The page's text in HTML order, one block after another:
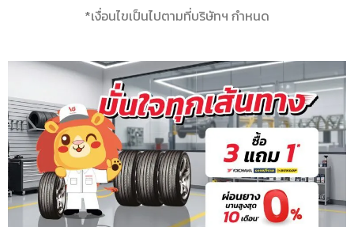
*เงื่อนไขเป็นไปตามที่บริษัทฯ กำหนด